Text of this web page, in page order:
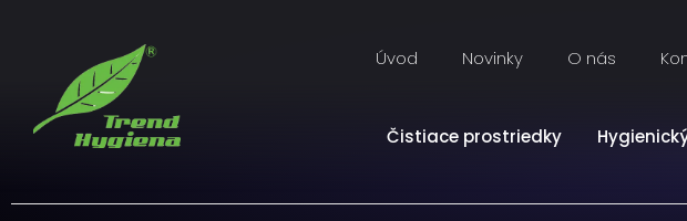
Úvod Novinky O nás
Čistiace prostriedky